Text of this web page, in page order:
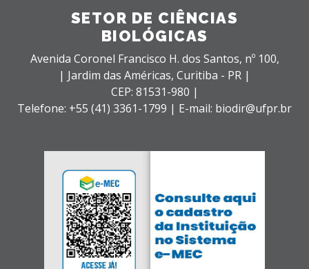
SETOR DE CIÊNCIAS
BIOLÓGICAS
Avenida Coronel Francisco H. dos Santos, nº 100,
| Jardim das Américas, Curitiba - PR |
CEP: 81531-980 |
Telefone: +55 (41) 3361-1799 | E-mail: biodir@ufpr.br